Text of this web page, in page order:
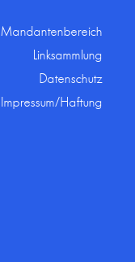
Mandantenbereich
Linksammlung
Datenschutz
Impressum/Haftung